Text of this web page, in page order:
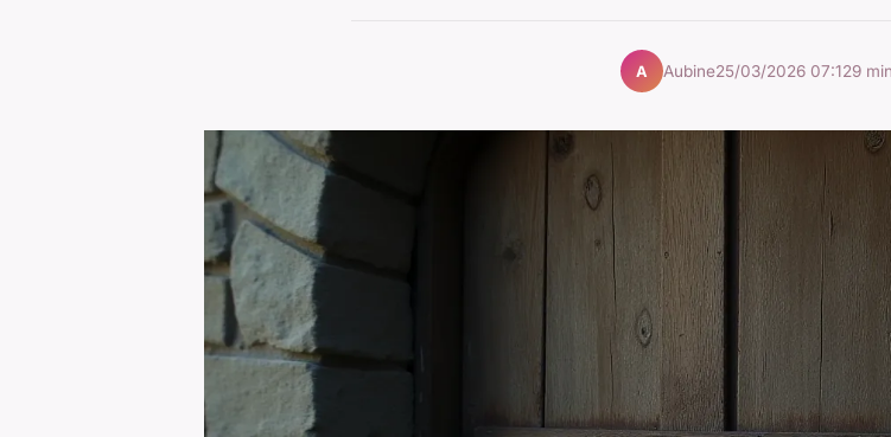
A Aubine25/03/2026 07:129